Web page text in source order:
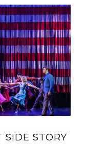
SIDE STORY